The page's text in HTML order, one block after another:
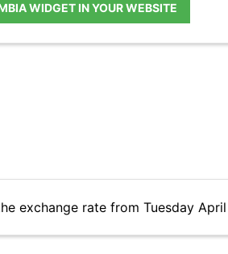
WIDGET IN YOUR WEBSITE
exchange rate from Tuesday